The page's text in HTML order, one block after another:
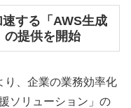
する「AWS生成
の提供を開始
り、企業の業務効率化
ソリューション」の